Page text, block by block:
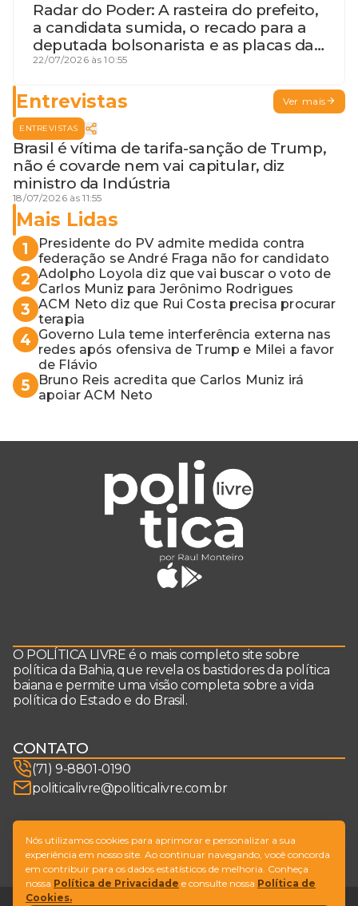
Radar do Poder: A rasteira do prefeito,
a candidata sumida, o recado para a
deputada bolsonarista e as placas da
discórdia
22/07/2026 às 10:55
Entrevistas Ver mais
ENTREVISTAS
Brasil é vítima de tarifa-sanção de Trump,
não é covarde nem vai capitular, diz
ministro da Indústria
18/07/2026 às 11:55
Mais Lidas
1
Presidente do PV admite medida contra
federação se André Fraga não for candidato
2 Adolpho Loyola diz que vai buscar o voto de
Carlos Muniz para Jerônimo Rodrigues
3 ACM Neto diz que Rui Costa precisa procurar
terapia
4 Governo Lula teme interferência externa nas
redes após ofensiva de Trump e Milei a favor
de Flávio
5
Bruno Reis acredita que Carlos Muniz irá
apoiar ACM Neto
O POLÍTICA LIVRE é o mais completo site sobre
política da Bahia, que revela os bastidores da política
baiana e permite uma visão completa sobre a vida
política do Estado e do Brasil.
CONTATO
(71) 9-8801-0190
politicalivre@politicalivre.com.br
SIGA-NOS
Nós utilizamos cookies para aprimorar e personalizar a sua
experiência em nosso site. Ao continuar navegando, você concorda
em contribuir para os dados estatísticos de melhoria. Conheça
nossa Política de Privacidade e consulte nossa Política de
Cookies.